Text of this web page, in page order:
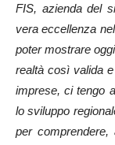
FIS, azienda del
vera eccellenza
poter mostrare
realtà così valida
imprese, ci tengo
lo sviluppo
per comprendere,